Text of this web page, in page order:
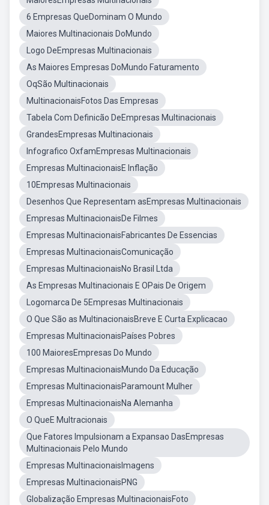
6 Empresas QueDominam O Mundo
Maiores Multinacionais DoMundo
Logo DeEmpresas Multinacionais
As Maiores Empresas DoMundo Faturamento
OqSão Multinacionais
MultinacionaisFotos Das Empresas
Tabela Com Definicão DeEmpresas Multinacionais
GrandesEmpresas Multinacionais
Infografico OxfamEmpresas Multinacionais
Empresas MultinacionaisE Inflação
10Empresas Multinacionais
Desenhos Que Representam asEmpresas Multinacionais
Empresas MultinacionaisDe Filmes
Empresas MultinacionaisFabricantes De Essencias
Empresas MultinacionaisComunicação
Empresas MultinacionaisNo Brasil Ltda
As Empresas Multinacionais E OPais De Origem
Logomarca De 5Empresas Multinacionais
O Que São as MultinacionaisBreve E Curta Explicacao
Empresas MultinacionaisPaíses Pobres
100 MaioresEmpresas Do Mundo
Empresas MultinacionaisMundo Da Educação
Empresas MultinacionaisParamount Mulher
Empresas MultinacionaisNa Alemanha
O QueE Multracionais
Que Fatores Impulsionam a Expansao DasEmpresas
Multinacionais Pelo Mundo
Empresas MultinacionaisImagens
Empresas MultinacionaisPNG
Globalização Empresas MultinacionaisFoto